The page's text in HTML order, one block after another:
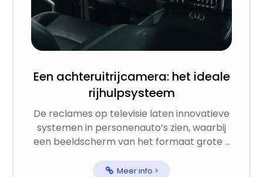
Een achteruitrijcamera: het ideale
rijhulpsysteem
De reclames op televisie laten innovatieve
systemen in personenauto’s zien, waarbij
een beeldscherm van het formaat grote ...
Meer info >